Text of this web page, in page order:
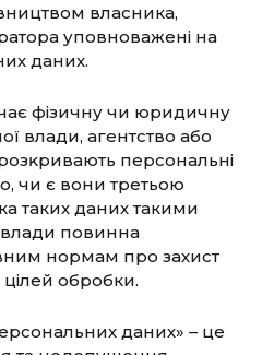
власника,
уповноважені на
даних.
фізичну чи юридичну
влади, агентство або
персональні
чи є вони третьою
таких даних такими
влади повинна
нормам про захист
обробки.
даних» – це